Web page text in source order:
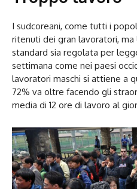
I sudcoreani, come tutti i
ritenuti dei gran lavoratori,
standard sia regolata per
settimana come nei paesi
lavoratori maschi si attiene a
72% va oltre facendo gli
media di 12 ore di lavoro al